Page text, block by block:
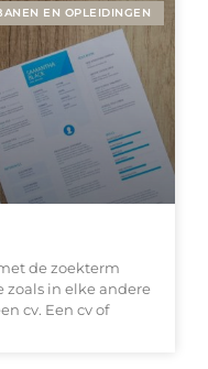
EN OPLEIDINGEN
de zoekterm
zoals in elke andere
cv. Een cv of